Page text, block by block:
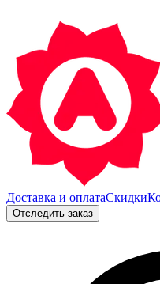
Доставка и оплатаСкидки
Отследить заказ